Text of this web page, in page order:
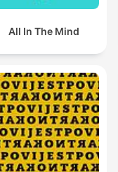
All In The Mind